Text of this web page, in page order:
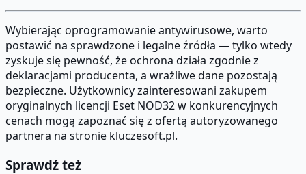
Wybierając oprogramowanie antywirusowe, warto
postawić na sprawdzone i legalne źródła — tylko wtedy
zyskuje się pewność, że ochrona działa zgodnie z
deklaracjami producenta, a wrażliwe dane pozostają
bezpieczne. Użytkownicy zainteresowani zakupem
oryginalnych licencji Eset NOD32 w konkurencyjnych
cenach mogą zapoznać się z ofertą autoryzowanego
partnera na stronie kluczesoft.pl.
Sprawdź też